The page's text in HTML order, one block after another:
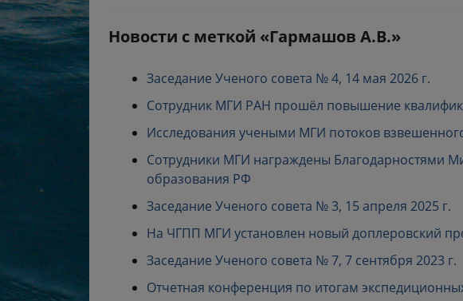
Новости с меткой «Гармашов А.В.»
Заседание Ученого совета № 4, 14 мая 2026 г.
Сотрудник МГИ РАН прошёл повышение
Исследования учеными МГИ потоков
Сотрудники МГИ награждены Благодарностями
образования РФ
Заседание Ученого совета № 3, 15 апреля 2025 г.
На ЧГПП МГИ установлен новый доплеровский
Заседание Ученого совета № 7, 7 сентября 2023 г.
Отчетная конференция по итогам